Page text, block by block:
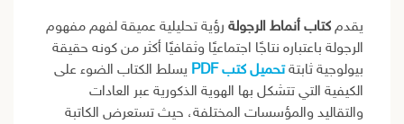
يقدم كتاب أنماط الرجولة رؤية تحليلية عميقة لفهم مفهوم
الرجولة باعتباره نتاجًا اجتماعيًا وثقافيًا أكثر من كونه حقيقة
بيولوجية ثابتةتحميل كتب PDF
يسلط الكتاب الضوء على
الكيفية التي تتشكل بها الهوية الذكورية عبر العادات
والتقاليد والمؤسسات المختلفة، حيث تستعرض الكاتبة